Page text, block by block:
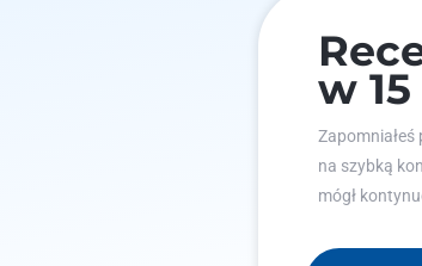
w
Zapomniałeś
na szybką
mógł